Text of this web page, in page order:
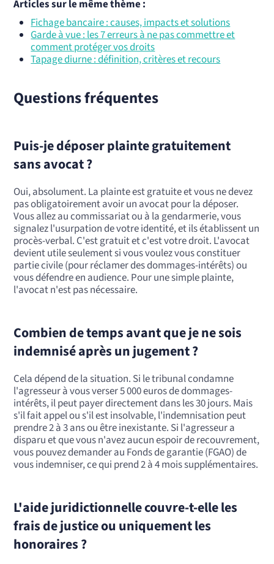
Articles sur le même thème :
Fichage bancaire : causes, impacts et solutions
Garde à vue : les 7 erreurs à ne pas commettre et
comment protéger vos droits
Tapage diurne : définition, critères et recours
Questions fréquentes
Puis-je déposer plainte gratuitement
sans avocat ?
Oui, absolument. La plainte est gratuite et vous ne devez
pas obligatoirement avoir un avocat pour la déposer.
Vous allez au commissariat ou à la gendarmerie, vous
signalez l'usurpation de votre identité, et ils établissent un
procès-verbal. C'est gratuit et c'est votre droit. L'avocat
devient utile seulement si vous voulez vous constituer
partie civile (pour réclamer des dommages-intérêts) ou
vous défendre en audience. Pour une simple plainte,
l'avocat n'est pas nécessaire.
Combien de temps avant que je ne sois
indemnisé après un jugement ?
Cela dépend de la situation. Si le tribunal condamne
l'agresseur à vous verser 5 000 euros de dommages-
intérêts, il peut payer directement dans les 30 jours. Mais
s'il fait appel ou s'il est insolvable, l'indemnisation peut
prendre 2 à 3 ans ou être inexistante. Si l'agresseur a
disparu et que vous n'avez aucun espoir de recouvrement,
vous pouvez demander au Fonds de garantie (FGAO) de
vous indemniser, ce qui prend 2 à 4 mois supplémentaires.
L'aide juridictionnelle couvre-t-elle les
frais de justice ou uniquement les
honoraires ?